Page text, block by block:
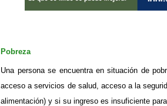
Pobreza
Una persona se encuentra en situación de
acceso a servicios de salud, acceso a la
alimentación) y si su ingreso es insuficiente